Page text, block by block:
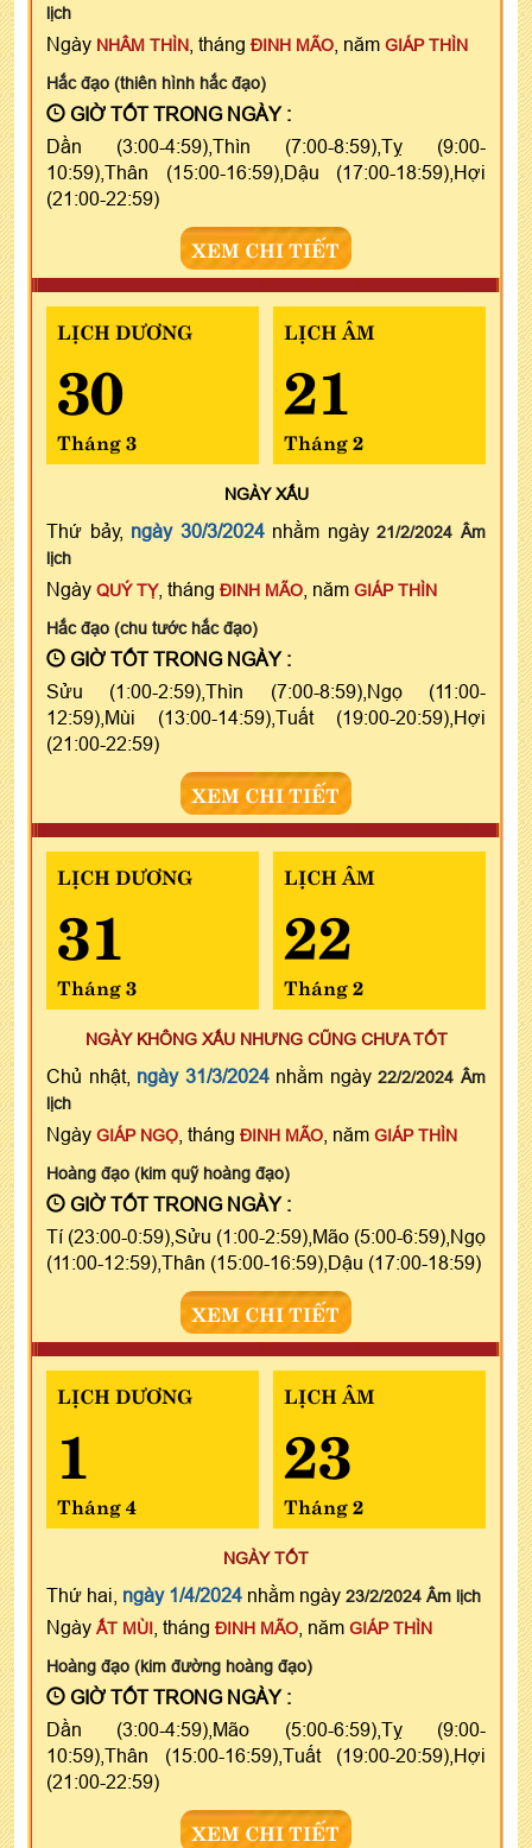
lịch
Ngày NHÂM THÌN , tháng ĐINH MÃO , năm GIÁP THÌN
Hắc đạo (thiên hình hắc đạo)
GIỜ TỐT TRONG NGÀY :
Dần (3:00-4:59),Thìn (7:00-8:59),Tỵ (9:00-
10:59),Thân (15:00-16:59),Dậu (17:00-18:59),Hợi
(21:00-22:59)
XEM CHI TIẾT
LỊCH DƯƠNG
30
Tháng 3
LỊCH ÂM
21
Tháng 2
NGÀYXẤU
Thứ bảy, ngày 30/3/2024nhằm ngày21/2/2024 Âm
lịch
Ngày QUÝ TỴ, tháng ĐINH MÃO , năm GIÁP THÌN
Hắc đạo (chu tước hắc đạo)
GIỜ TỐT TRONG NGÀY :
Sửu (1:00-2:59),Thìn (7:00-8:59),Ngọ (11:00-
12:59),Mùi (13:00-14:59),Tuất (19:00-20:59),Hợi
(21:00-22:59)
XEM CHI TIẾT
LỊCH DƯƠNG
31
Tháng 3
LỊCH ÂM
22
Tháng 2
NGÀY KHÔNG XẤU NHƯNG CŨNG CHƯA TỐT
Chủ nhật, ngày 31/3/2024nhằm ngày22/2/2024 Âm
lịch
Ngày GIÁP NGỌ , tháng ĐINH MÃO , năm GIÁP THÌN
Hoàng đạo (kim quỹ hoàng đạo)
GIỜ TỐT TRONG NGÀY :
Tí (23:00-0:59),Sửu (1:00-2:59),Mão (5:00-6:59),Ngọ
(11:00-12:59),Thân (15:00-16:59),Dậu (17:00-18:59)
XEM CHI TIẾT
LỊCH DƯƠNG
1
Tháng 4
LỊCH ÂM
23
Tháng 2
NGÀY TỐT
Thứ hai, ngày 1/4/2024 nhằm ngày 23/2/2024 Âm lịch
Ngày ẤT MÙI , tháng ĐINH MÃO , năm GIÁP THÌN
Hoàng đạo (kim đường hoàng đạo)
GIỜ TỐT TRONG NGÀY :
Dần (3:00-4:59),Mão (5:00-6:59),Tỵ (9:00-
10:59),Thân (15:00-16:59),Tuất (19:00-20:59),Hợi
(21:00-22:59)
XEM CHI TIẾT